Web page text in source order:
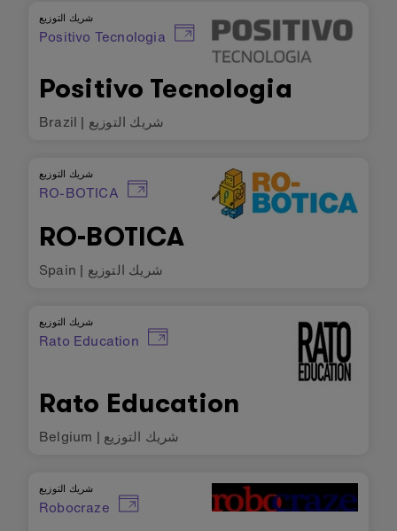
شريك التوزيع
Positivo Tecnologia
Positivo Tecnologia
Brazil | شريك التوزيع
شريك التوزيع
RO-BOTICA
RO-BOTICA
Spain | شريك التوزيع
شريك التوزيع
Rato Education
Rato Education
Belgium | شريك التوزيع
شريك التوزيع
Robocraze